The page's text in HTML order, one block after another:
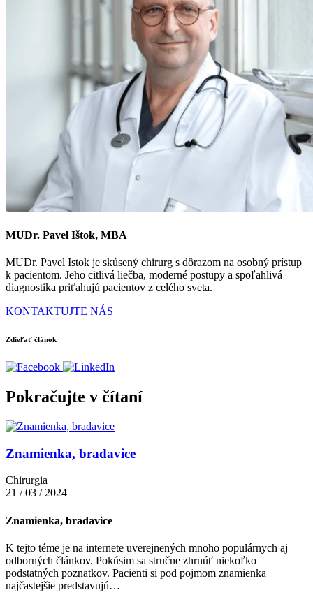
MUDr. Pavel Ištok, MBA
MUDr. Pavel Istok je skúsený chirurg s dôrazom na osobný prístup
k pacientom. Jeho citlivá liečba, moderné postupy a spoľahlivá
diagnostika priťahujú pacientov z celého sveta.
KONTAKTUJTE NÁS
Zdieľať článok
Pokračujte v čítaní
Znamienka, bradavice
Chirurgia
21 / 03 / 2024
Znamienka, bradavice
K tejto téme je na internete uverejnených mnoho populárnych aj
odborných článkov. Pokúsim sa stručne zhrnúť niekoľko
podstatných poznatkov. Pacienti si pod pojmom znamienka
najčastejšie predstavujú…